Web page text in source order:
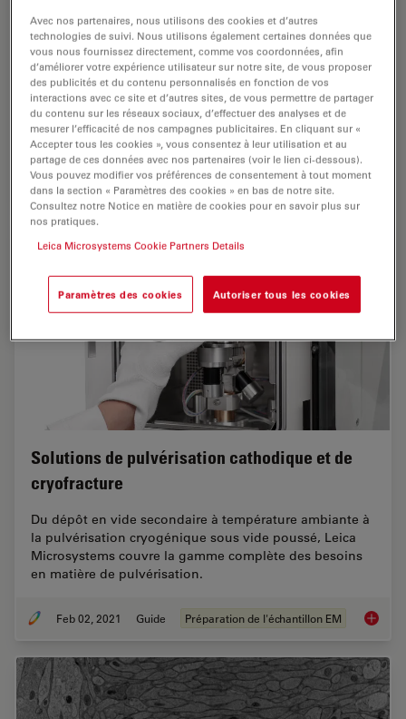
Tomographie Cryoélectronique
La tomographie cryoélectronique (CryoET) est utilisée
pour analyser les biomolécules dans leur
environnement cellulaire avec une résolution sans
précédent, inférieure au nanomètre.
Mar 21, 2022 Guide Cryo-microscopie électronique
Solutions de pulvérisation cathodique et de
cryofracture
Du dépôt en vide secondaire à température ambiante à
la pulvérisation cryogénique sous vide poussé, Leica
Microsystems couvre la gamme complète des besoins
en matière de pulvérisation.
Feb 02, 2021 Guide Préparation de l'échantillon EM
Avec nos partenaires, nous utilisons des cookies et d’autres
technologies de suivi. Nous utilisons également certaines données que
vous nous fournissez directement, comme vos coordonnées, afin
d’améliorer votre expérience utilisateur sur notre site, de vous proposer
des publicités et du contenu personnalisés en fonction de vos
interactions avec ce site et d’autres sites, de vous permettre de partager
du contenu sur les réseaux sociaux, d’effectuer des analyses et de
mesurer l’efficacité de nos campagnes publicitaires. En cliquant sur «
Accepter tous les cookies », vous consentez à leur utilisation et au
partage de ces données avec nos partenaires (voir le lien ci-dessous).
Vous pouvez modifier vos préférences de consentement à tout moment
dans la section « Paramètres des cookies » en bas de notre site.
Consultez notre Notice en matière de cookies pour en savoir plus sur
nos pratiques.
Leica Microsystems Cookie Partners Details
Paramètres des cookies Autoriser tous les cookies